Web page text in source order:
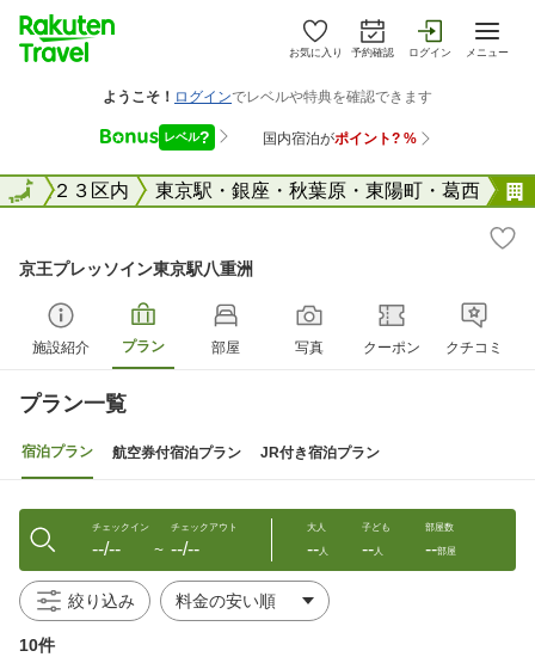
お気に入り 予約確認 ログイン メニュー
東京２３区内 東京駅・銀座・秋葉原・東陽町・葛西
全国
京王プレッソイン東京駅八重洲
施設紹介 プラン 部屋 写真 クーポン クチコミ
プラン一覧
宿泊プラン 航空券付宿泊プラン JR付き宿泊プラン
チェックイン
--/-- 〜
チェックアウト
--/--
大人
--人
子ども
--人
部屋数
--部屋
絞り込み
10件